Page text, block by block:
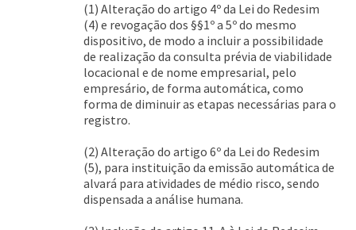
(1) Alteração do artigo 4º da Lei do Redesim
(4) e revogação dos §§1º a 5º do mesmo
dispositivo, de modo a incluir a possibilidade
de realização da consulta prévia de viabilidade
locacional e de nome empresarial, pelo
empresário, de forma automática, como
forma de diminuir as etapas necessárias para o
registro.
(2) Alteração do artigo 6º da Lei do Redesim
(5), para instituição da emissão automática de
alvará para atividades de médio risco, sendo
dispensada a análise humana.